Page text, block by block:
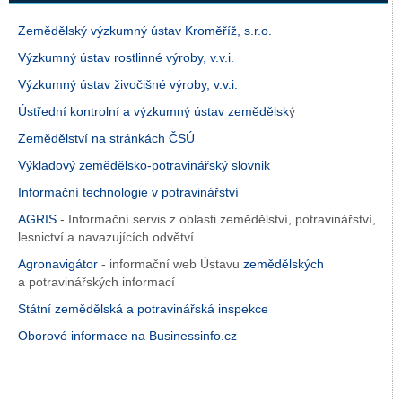
Zemědělský výzkumný ústav Kroměříž, s.r.o.
Výzkumný ústav rostlinné výroby, v.v.i.
Výzkumný ústav živočišné výroby, v.v.i.
Ústřední kontrolní a výzkumný ústav zemědělský
Zemědělství na stránkách ČSÚ
Výkladový zemědělsko-potravinářský slovnik
Informační technologie v potravinářství
AGRIS - Informační servis z oblasti zemědělství, potravinářství,
lesnictví a navazujících odvětví
Agronavigátor - informační web Ústavu zemědělských
a potravinářských informací
Státní zemědělská a potravinářská inspekce
Oborové informace na Businessinfo.cz